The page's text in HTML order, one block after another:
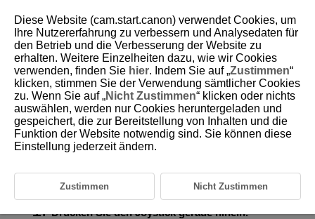
D255-040
Auslösen des
Prüfblitzes/Einstellblitzes von
Empfängern
Der Prüfblitz oder Einstellblitz (
) kann bei drahtlosen Blitzaufnahmen
ausgelöst werden.
Drücken Sie den Joystick gerade hinein.
Diese Website (cam.start.canon) verwendet Cookies, um
Ihre Nutzererfahrung zu verbessern und Analysedaten für
den Betrieb und die Verbesserung der Website zu
erhalten. Weitere Einzelheiten dazu, wie wir Cookies
verwenden, finden Sie hier. Indem Sie auf „Zustimmen“
klicken, stimmen Sie der Verwendung sämtlicher Cookies
zu. Wenn Sie auf „Nicht Zustimmen“ klicken oder nichts
auswählen, werden nur Cookies heruntergeladen und
gespeichert, die zur Bereitstellung von Inhalten und die
Funktion der Website notwendig sind. Sie können diese
Einstellung jederzeit ändern.
Zustimmen Nicht Zustimmen